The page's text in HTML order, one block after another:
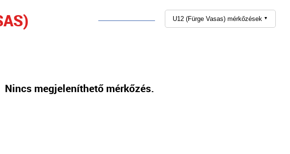
U12 (Fürge Vasas) mérkőzések ▼
Nincs megjeleníthető mérkőzés.